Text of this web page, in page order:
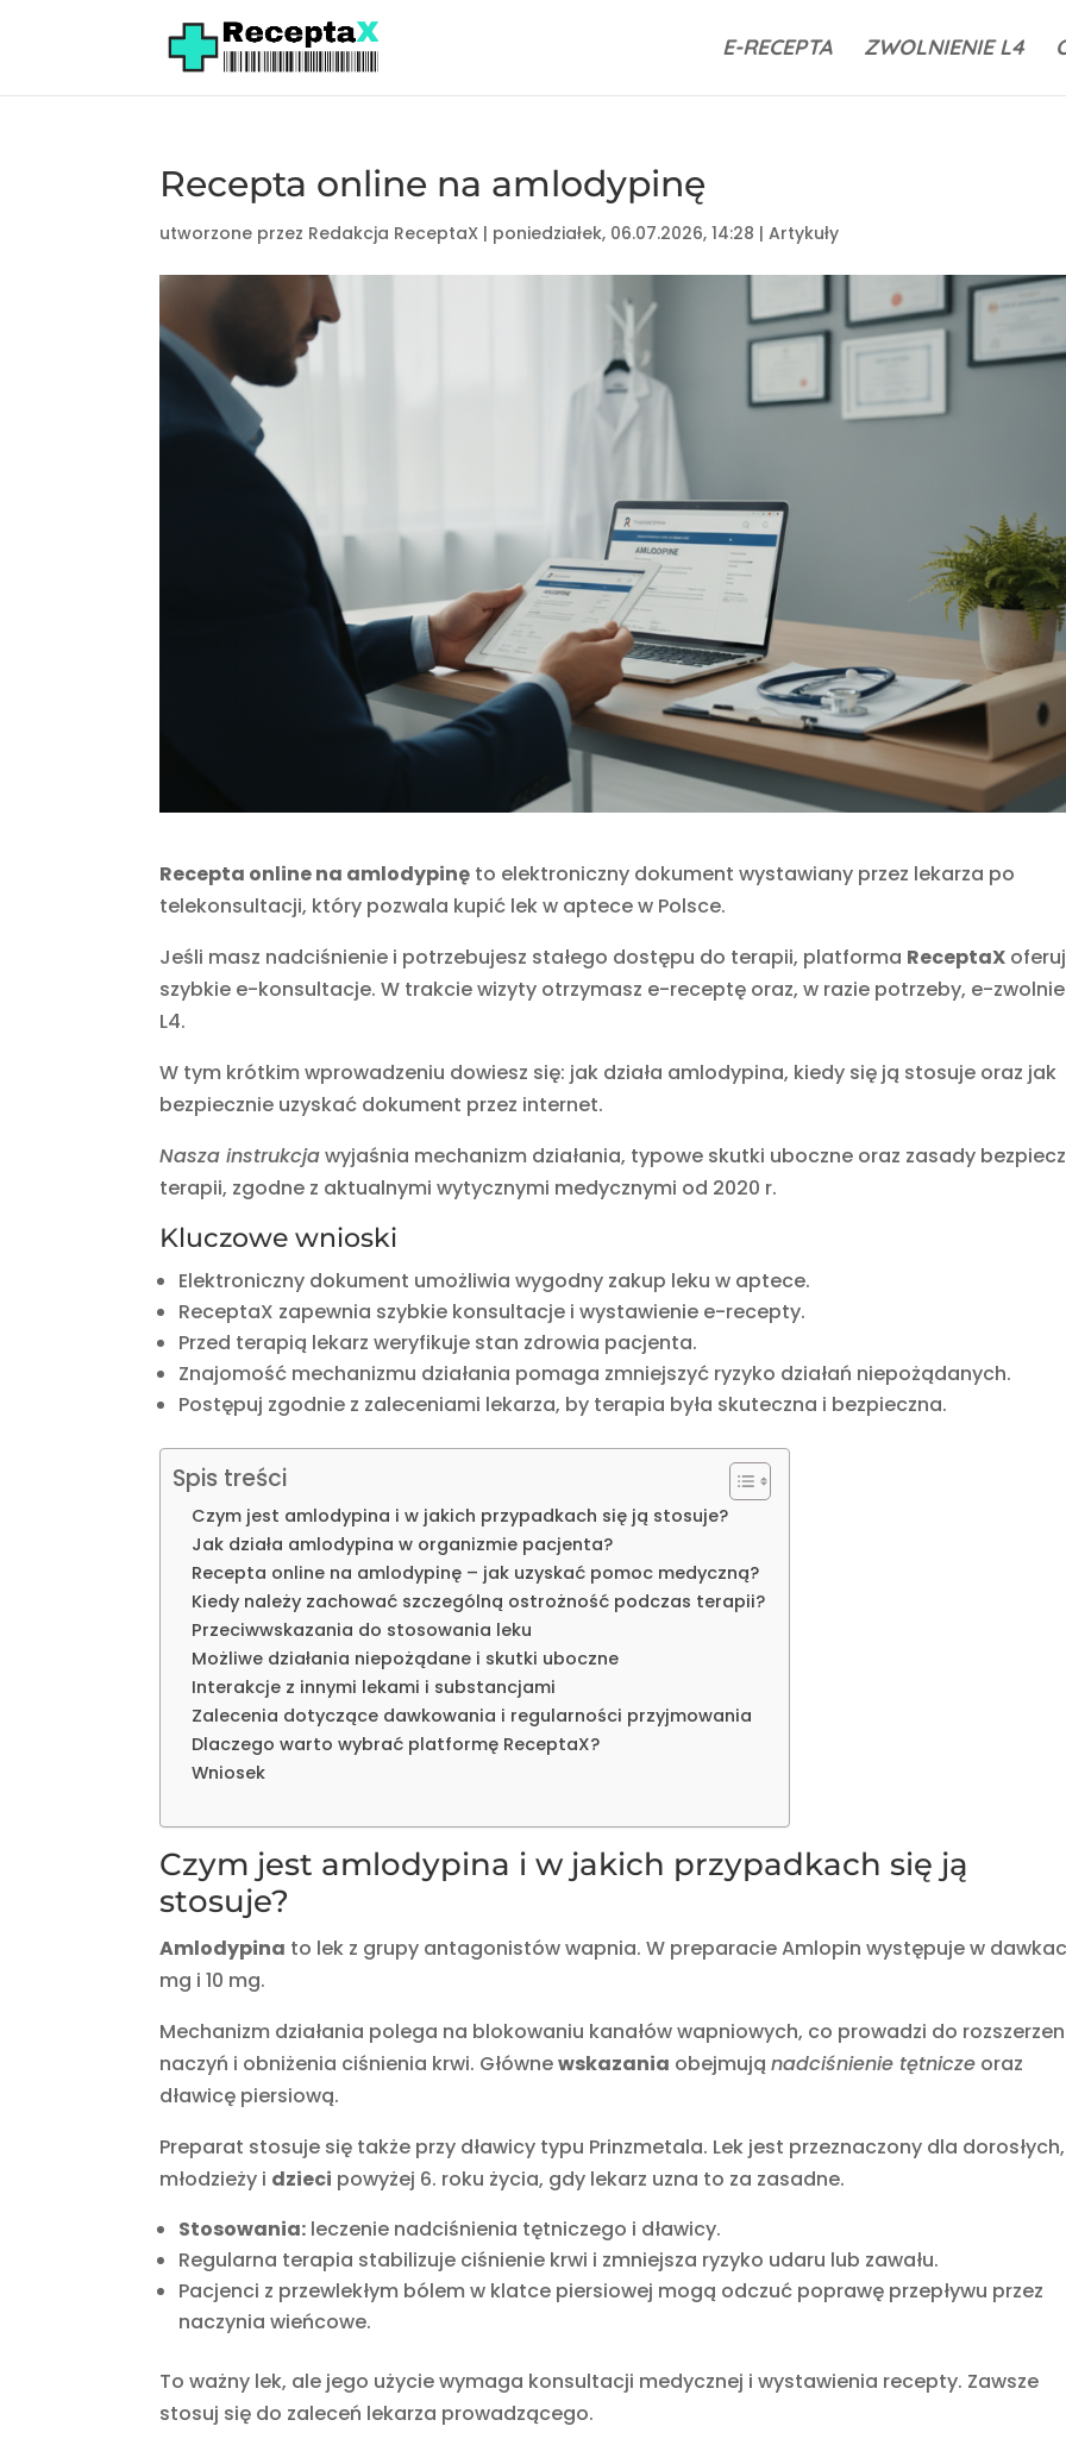
E-RECEPTA ZWOLNIENIE L4
Recepta online na amlodypinę
utworzone przez Redakcja ReceptaX | poniedziałek, 06.07.2026, 14:28 |Artykuły
Recepta online na amlodypinę to elektroniczny dokument wystawiany przez lekarza po
telekonsultacji, który pozwala kupić lek w aptece w Polsce.
Jeśli masz nadciśnienie i potrzebujesz stałego dostępu do terapii, platforma ReceptaX
szybkie e-konsultacje. W trakcie wizyty otrzymasz e-receptę oraz, w razie potrzeby, e-
L4.
W tym krótkim wprowadzeniu dowiesz się: jak działa amlodypina, kiedy się ją stosuje oraz jak
bezpiecznie uzyskać dokument przez internet.
Nasza instrukcjawyjaśnia mechanizm działania, typowe skutki uboczne oraz zasady
terapii, zgodne z aktualnymi wytycznymi medycznymi od 2020 r.
Kluczowe wnioski
Elektroniczny dokument umożliwia wygodny zakup leku w aptece.
ReceptaX zapewnia szybkie konsultacje i wystawienie e-recepty.
Przed terapią lekarz weryfikuje stan zdrowia pacjenta.
Znajomość mechanizmu działania pomaga zmniejszyć ryzyko działań niepożądanych.
Postępuj zgodnie z zaleceniami lekarza, by terapia była skuteczna i bezpieczna.
Spis treści
Czym jest amlodypina i w jakich przypadkach się ją stosuje?
Jak działa amlodypina w organizmie pacjenta?
Recepta online na amlodypinę – jak uzyskać pomoc medyczną?
Kiedy należy zachować szczególną ostrożność podczas terapii?
Przeciwwskazania do stosowania leku
Możliwe działania niepożądane i skutki uboczne
Interakcje z innymi lekami i substancjami
Zalecenia dotyczące dawkowania i regularności przyjmowania
Dlaczego warto wybrać platformę ReceptaX?
Wniosek
Czym jest amlodypina i w jakich przypadkach się ją
stosuje?
Amlodypina to lek z grupy antagonistów wapnia. W preparacie Amlopin występuje w
mg i 10 mg.
Mechanizm działania polega na blokowaniu kanałów wapniowych, co prowadzi do
naczyń i obniżenia ciśnienia krwi. Głównewskazania obejmująnadciśnienie tętnicze oraz
dławicę piersiową.
Preparat stosuje się także przy dławicy typu Prinzmetala. Lek jest przeznaczony dla dorosłych,
młodzieży i dzieci powyżej 6. roku życia, gdy lekarz uzna to za zasadne.
Stosowania: leczenie nadciśnienia tętniczego i dławicy.
Regularna terapia stabilizuje ciśnienie krwi i zmniejsza ryzyko udaru lub zawału.
Pacjenci z przewlekłym bólem w klatce piersiowej mogą odczuć poprawę przepływu przez
naczynia wieńcowe.
To ważny lek, ale jego użycie wymaga konsultacji medycznej i wystawienia recepty. Zawsze
stosuj się do zaleceń lekarza prowadzącego.